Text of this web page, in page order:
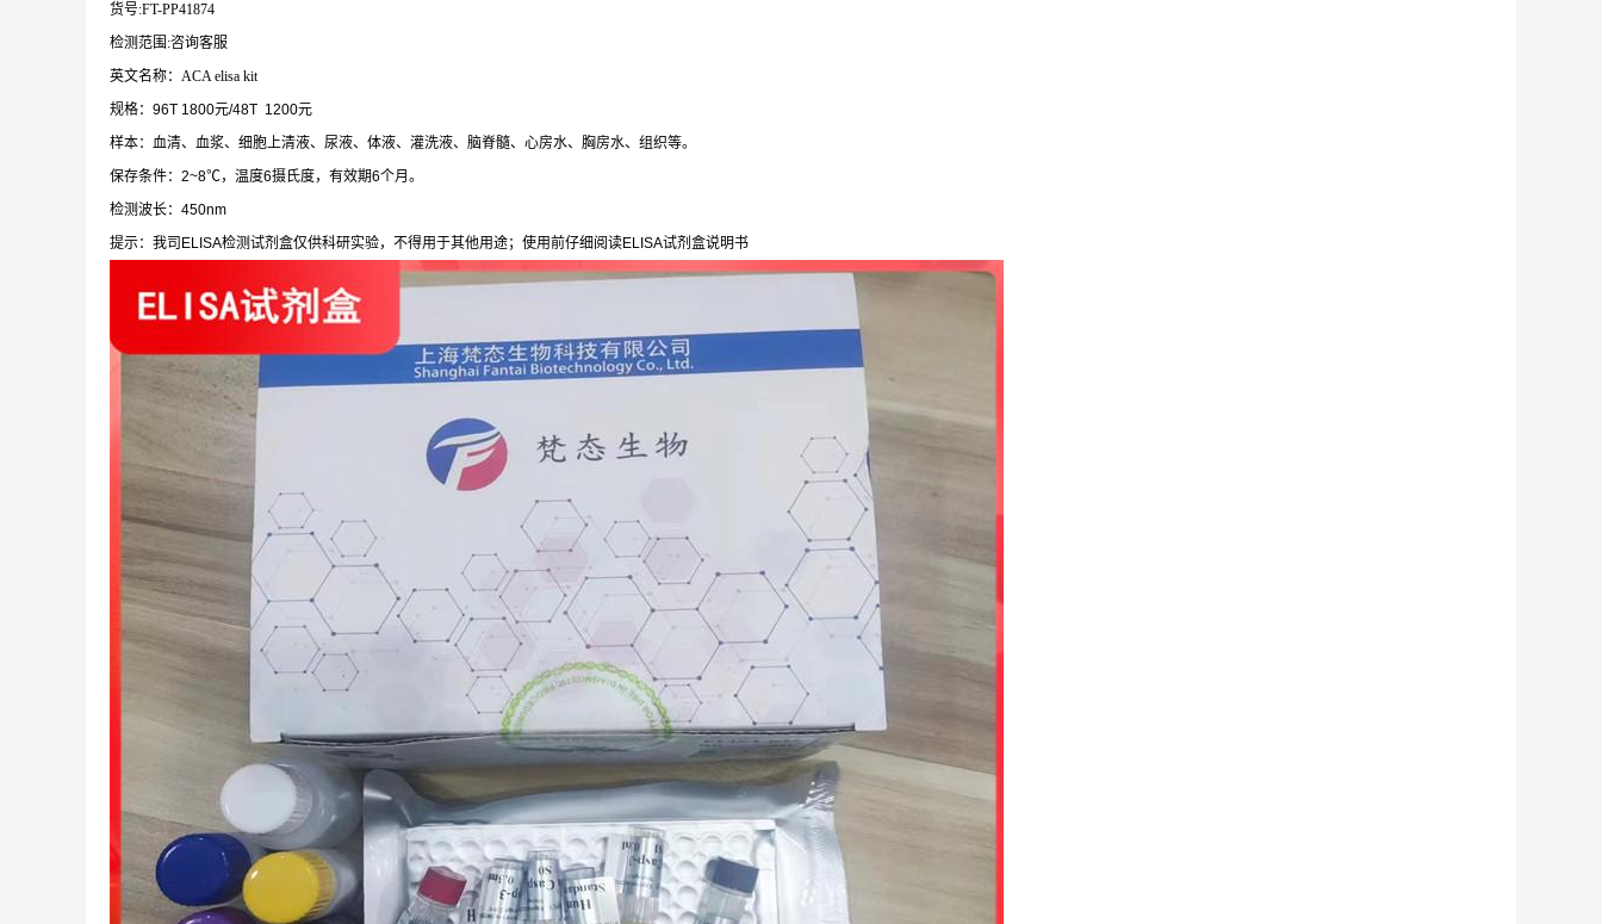
货号:FT-PP41874
检测范围:咨询客服
英文名称：ACA elisa kit
规格：96T 1800元/48T 1200元
样本：血清、血浆、细胞上清液、尿液、体液、灌洗液、脑脊髓、心房水、胸房水、组织等。
保存条件：2~8℃，温度6摄氏度，有效期6个月。
检测波长：450nm
提示：我司ELISA检测试剂盒仅供科研实验，不得用于其他用途；使用前仔细阅读ELISA试剂盒说明书